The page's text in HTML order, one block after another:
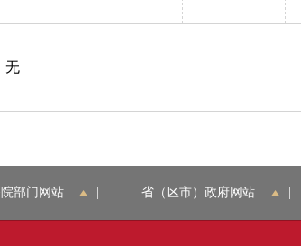
无
部门网站 省（区市）政府网站